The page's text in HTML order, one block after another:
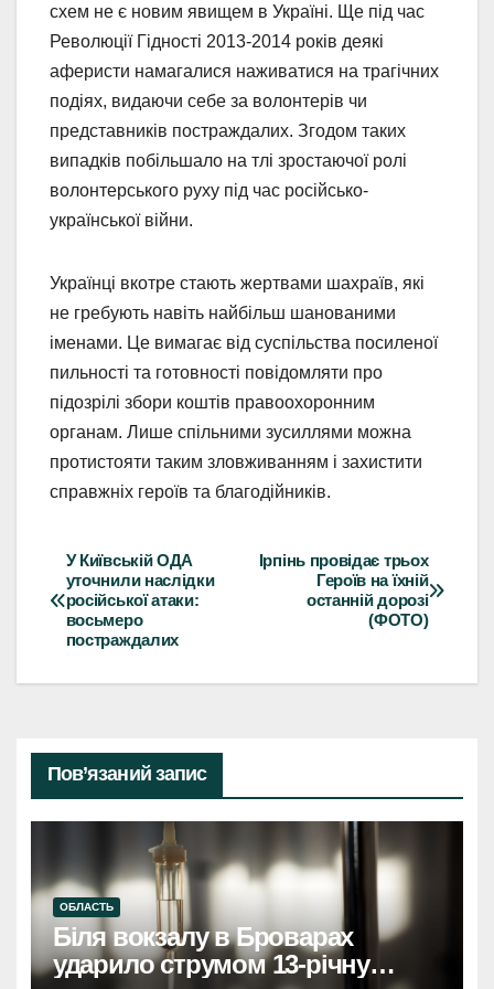
схем не є новим явищем в Україні. Ще під час
Революції Гідності 2013-2014 років деякі
аферисти намагалися наживатися на трагічних
подіях, видаючи себе за волонтерів чи
представників постраждалих. Згодом таких
випадків побільшало на тлі зростаючої ролі
волонтерського руху під час російсько-
української війни.
Українці вкотре стають жертвами шахраїв, які
не гребують навіть найбільш шанованими
іменами. Це вимагає від суспільства посиленої
пильності та готовності повідомляти про
підозрілі збори коштів правоохоронним
органам. Лише спільними зусиллями можна
протистояти таким зловживанням і захистити
справжніх героїв та благодійників.
Навігація
записів
Ірпінь провідає трьох
Героїв на їхній
останній дорозі
(ФОТО)
У Київській ОДА
уточнили наслідки
російської атаки:
восьмеро
постраждалих
Пов’язаний запис
ОБЛАСТЬ
Біля вокзалу в Броварах
ударило струмом 13-річну